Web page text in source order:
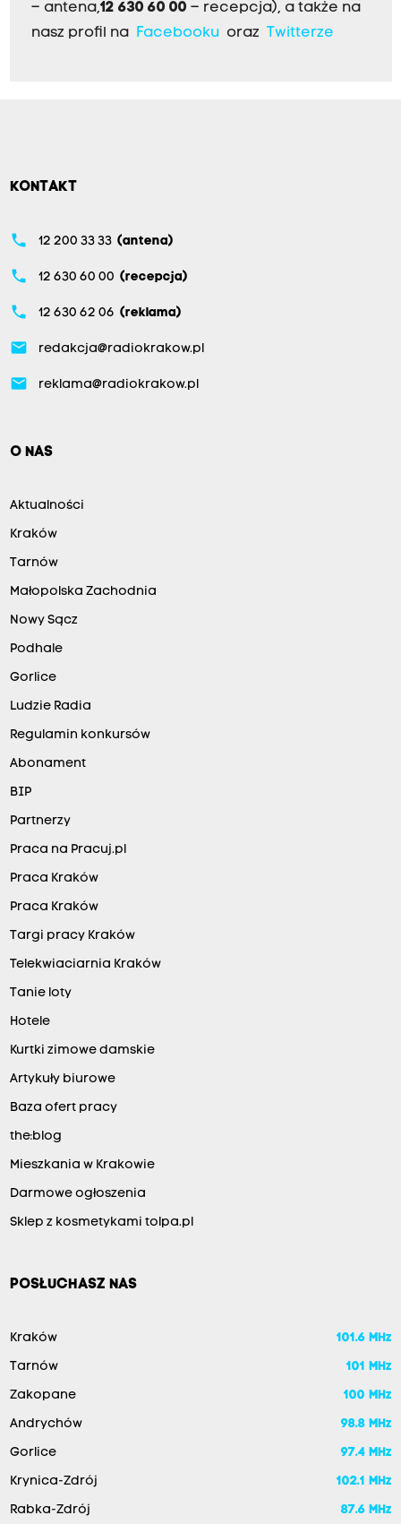
– antena,12 630 60 00 – recepcja), a także na
nasz profil na
Facebookuoraz Twitterze
KONTAKT
phone 12 200 33 33 (antena)
phone 12 630 60 00 (recepcja)
phone 12 630 62 06 (reklama)
email redakcja@radiokrakow.pl
email reklama@radiokrakow.pl
O NAS
Aktualności
Kraków
Tarnów
Małopolska Zachodnia
Nowy Sącz
Podhale
Gorlice
Ludzie Radia
Regulamin konkursów
Abonament
BIP
Partnerzy
Praca na Pracuj.pl
Praca Kraków
Praca Kraków
Targi pracy Kraków
Telekwiaciarnia Kraków
Tanie loty
Hotele
Kurtki zimowe damskie
Artykuły biurowe
Baza ofert pracy
the:blog
Mieszkania w Krakowie
Darmowe ogłoszenia
Sklep z kosmetykami tolpa.pl
POSŁUCHASZ NAS
Kraków 101.6 MHz
Tarnów 101 MHz
Zakopane 100 MHz
Andrychów 98.8 MHz
Gorlice 97.4 MHz
Krynica-Zdrój 102.1 MHz
Rabka-Zdrój 87.6 MHz